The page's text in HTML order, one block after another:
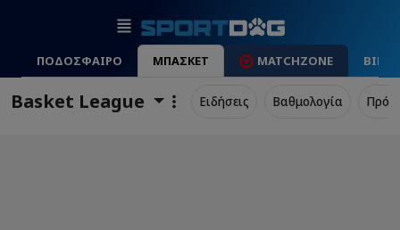
ΠΟΔΟΣΦΑΙΡΟ ΜΠΑΣΚΕΤ MATCHZONE
Basket League Ειδήσεις Βαθμολογία